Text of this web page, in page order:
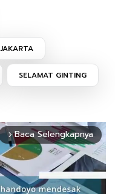
JAKARTA
SELAMAT GINTING
arrow_forward_ios Baca Selengkapnya